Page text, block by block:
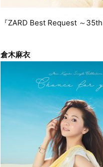
『ZARD Best Request ～
倉木麻衣